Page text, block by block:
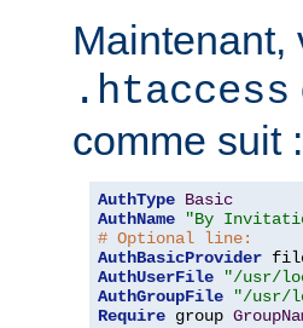
Maintenant,
.htaccess
comme suit :
AuthType Basic
AuthName
"By
# Optional line:
AuthBasicProvider
AuthUserFile
"/usr/
AuthGroupFile
"/usr/
Require group